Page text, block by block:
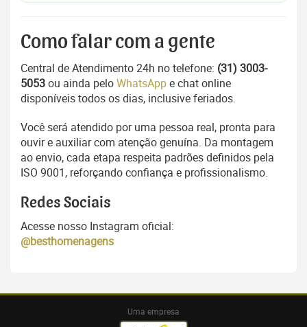
Como falar com a gente
Central de Atendimento 24h no telefone: (31) 3003-
5053ou ainda peloWhatsAppe chat online
disponíveis todos os dias, inclusive feriados.
Você será atendido por uma pessoa real, pronta para
ouvir e auxiliar com atenção genuína. Da montagem
ao envio, cada etapa respeita padrões definidos pela
ISO 9001, reforçando confiança e profissionalismo.
Redes Sociais
Acesse nosso Instagram oficial:
@besthomenagens
Uma empresa